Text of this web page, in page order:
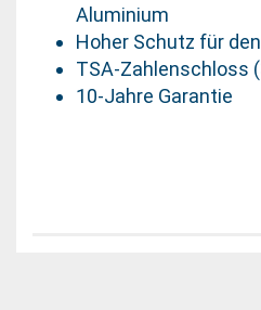
Aluminium
Hoher Schutz für
TSA-Zahlenschloss
10-Jahre Garantie